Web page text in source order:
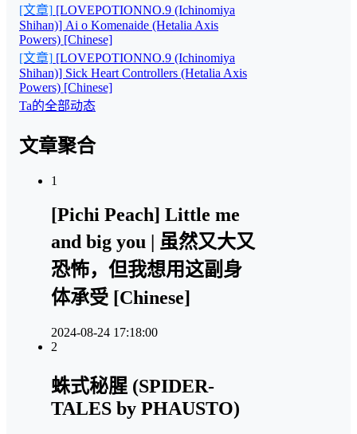
[文章] [LOVEPOTIONNO.9 (Ichinomiya
Shihan)] Ai o Komenaide (Hetalia Axis
Powers) [Chinese]
[文章] [LOVEPOTIONNO.9 (Ichinomiya
Shihan)] Sick Heart Controllers (Hetalia Axis
Powers) [Chinese]
Ta的全部动态
文章聚合
1
[Pichi Peach] Little me
and big you | 虽然又大又
恐怖，但我想用这副身
体承受 [Chinese]
2024-08-24 17:18:00
2
蛛式秘腥 (SPIDER-
TALES by PHAUSTO)